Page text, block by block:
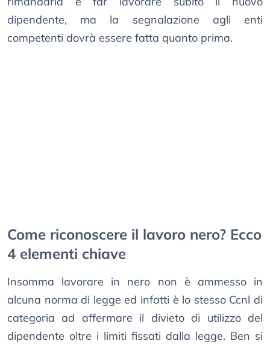
dipendente, ma la segnalazione agli enti
competenti dovrà essere fatta quanto prima.
Come riconoscere il lavoro nero? Ecco
4 elementi chiave
Insomma lavorare in nero non è ammesso in
alcuna norma di legge ed infatti è lo stesso Ccnl di
categoria ad affermare il divieto di utilizzo del
dipendente oltre i limiti fissati dalla legge. Ben si